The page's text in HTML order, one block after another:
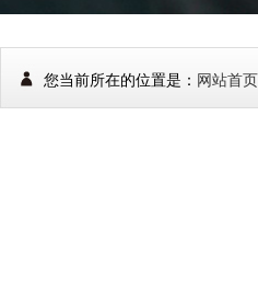
您当前所在的位置是： 网站首页